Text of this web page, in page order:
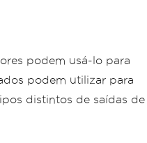
podem usá-lo para
podem utilizar para
distintos de saídas de